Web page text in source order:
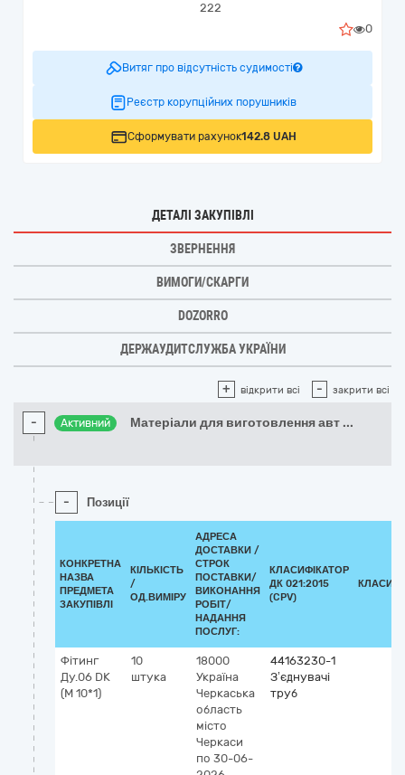
222
0
Витяг про відсутність судимості
Реєстр корупційних порушників
Сформувати рахунок142.8 UAH
ДЕТАЛІ ЗАКУПІВЛІ
ЗВЕРНЕННЯ
ВИМОГИ/СКАРГИ
DOZORRO
ДЕРЖАУДИТСЛУЖБА УКРАЇНИ
+ відкрити всі - закрити всі
- Активний Матеріали для виготовлення авт ...
- Позиції
КОНКРЕТНА
НАЗВА
ПРЕДМЕТА
ЗАКУПІВЛІ
КІЛЬКІСТЬ
/
ОД.ВИМІРУ
АДРЕСА
ДОСТАВКИ /
СТРОК
ПОСТАВКИ/
ВИКОНАННЯ
РОБІТ/
НАДАННЯ
ПОСЛУГ:
КЛАСИФІКАТОР
ДК 021:2015
(CPV)
Фітинг
Ду.06 DK
(М 10*1)
10
штука
18000
Україна
Черкаська
область
місто
Черкаси
по 30-06-
44163230-1
З’єднувачі
труб